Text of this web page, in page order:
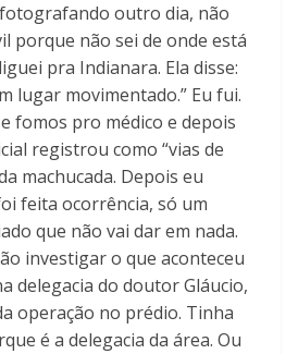
outro dia, não
porque não sei de onde está
pra Indianara. Ela disse:
lugar movimentado.” Eu fui.
fomos pro médico e depois
registrou como “vias de
machucada. Depois eu
feita ocorrência, só um
que não vai dar em nada.
investigar o que aconteceu
delegacia do doutor Gláucio,
operação no prédio. Tinha
é a delegacia da área. Ou